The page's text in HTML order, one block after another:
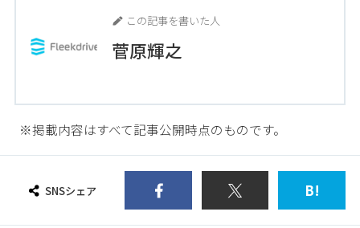
この記事を書いた人
菅原輝之
※掲載内容はすべて記事公開時点のものです。
SNSシェア B!